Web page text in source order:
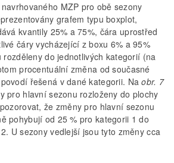
MZP pro obě sezony
grafem typu boxplot,
kvantily 25% a 75%, čára uprostřed
čáry vycházející z boxu 6% a 95%
rozděleny do jednotlivých kategorií (na
procentuální změna od současné
řešená v dané kategorii. Naobr. 7
pro hlavní sezonu rozloženy do plochy
že změny pro hlavní sezonu
pohybují od 25 % pro kategorii 1 do
U sezony vedlejší jsou tyto změny cca